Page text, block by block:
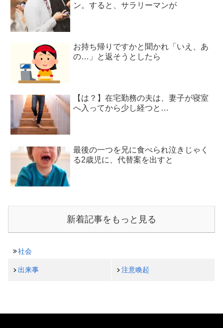
ン。すると、サラリーマンが
お持ち帰りですかと聞かれ「いえ、あ
の…」と返そうとしたら
【は？】在宅勤務の夫は、妻子が寝室
へ入ってから少し経つと…
最後の一つを兄に食べられ泣きじゃく
る2歳児に、代替案を出すと
新着記事をもっと見る
社会
出来事 注意喚起